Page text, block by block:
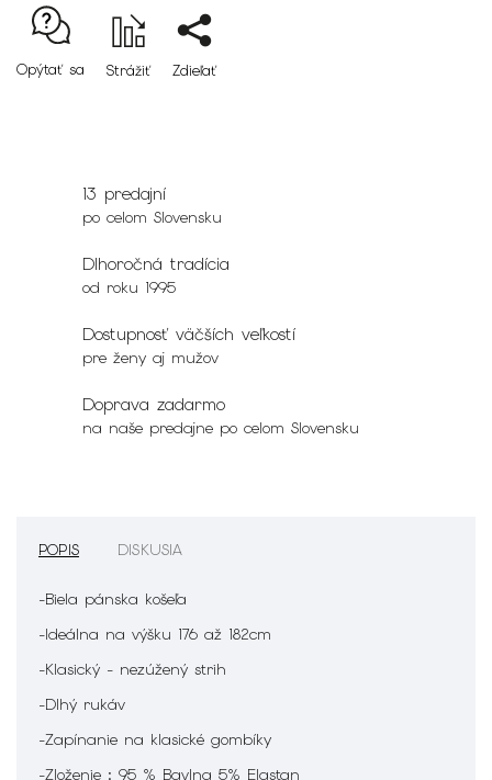
Opýtať sa Strážiť Zdieľať
13 predajní
po celom Slovensku
Dlhoročná tradícia
od roku 1995
Dostupnosť väčších veľkostí
pre ženy aj mužov
Doprava zadarmo
na naše predajne po celom Slovensku
POPIS DISKUSIA
-Biela pánska košeľa
-Ideálna na výšku 176 až 182cm
-Klasický - nezúžený strih
-Dlhý rukáv
-Zapínanie na klasické gombíky
-Zloženie : 95 % Bavlna 5% Elastan